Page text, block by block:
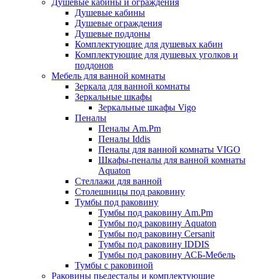
Душевые кабины и ограждения
Душевые кабины
Душевые ограждения
Душевые поддоны
Комплектующие для душевых кабин
Комплектующие для душевых уголков и
поддонов
Мебель для ванной комнаты
Зеркала для ванной комнаты
Зеркальные шкафы
Зеркальные шкафы Vigo
Пеналы
Пеналы Am.Pm
Пеналы Iddis
Пеналы для ванной комнаты VIGO
Шкафы-пеналы для ванной комнаты
Aquaton
Стеллажи для ванной
Столешницы под раковину
Тумбы под раковину
Тумбы под раковину Am.Pm
Тумбы под раковину Aquaton
Тумбы под раковину Cersanit
Тумбы под раковину IDDIS
Тумбы под раковину АСБ-Мебель
Тумбы с раковиной
Раковины пьедесталы и комплектующие